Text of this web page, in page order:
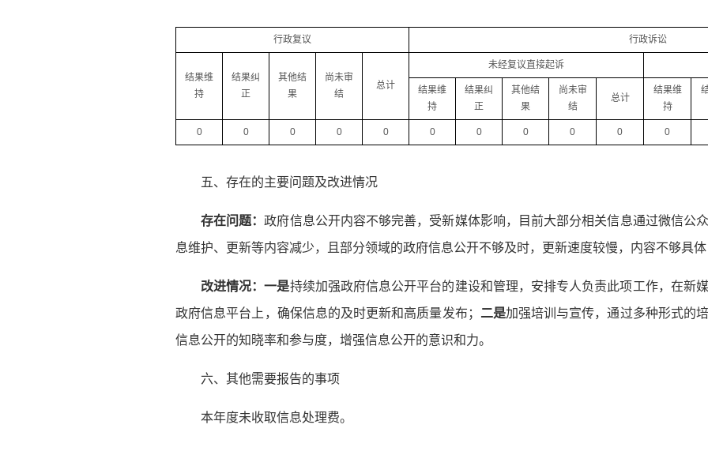
行政复议 行政诉讼
结果维
持
结果纠
正
其他结
果
尚未审
结
总计
未经复议直接起诉
结果维
持
结果纠
正
其他结
果
尚未审
结
总计
结果维
持
0 0 0 0 0 0 0 0 0 0 0
五、存在的主要问题及改进情况
存在问题：政府信息公开内容不够完善，受新媒体影响，目前大部分相关信息通过微信公
息维护、更新等内容减少，且部分领域的政府信息公开不够及时，更新速度较慢，内容不够具体
改进情况：一是持续加强政府信息公开平台的建设和管理，安排专人负责此项工作，在新
政府信息平台上，确保信息的及时更新和高质量发布； 二是加强培训与宣传，通过多种形式的
信息公开的知晓率和参与度，增强信息公开的意识和力。
六、其他需要报告的事项
本年度未收取信息处理费。